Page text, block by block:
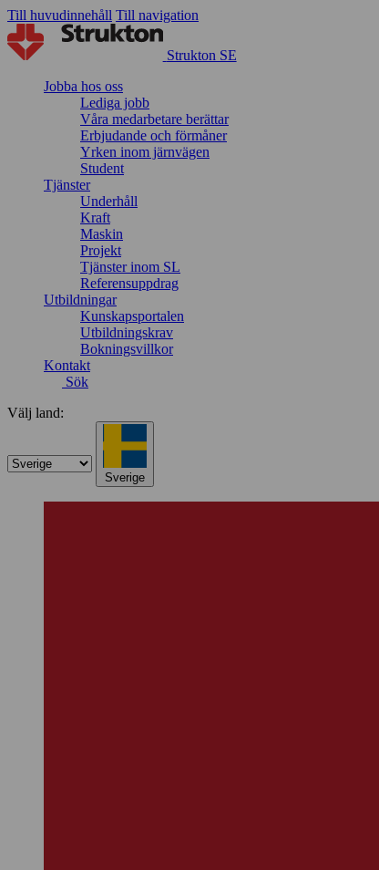
Till huvudinnehåll Till navigation
Strukton SE
Jobba hos oss
Lediga jobb
Våra medarbetare berättar
Erbjudande och förmåner
Yrken inom järnvägen
Student
Tjänster
Underhåll
Kraft
Maskin
Projekt
Tjänster inom SL
Referensuppdrag
Utbildningar
Kunskapsportalen
Utbildningskrav
Bokningsvillkor
Kontakt
Sök
Välj land:
Sverige